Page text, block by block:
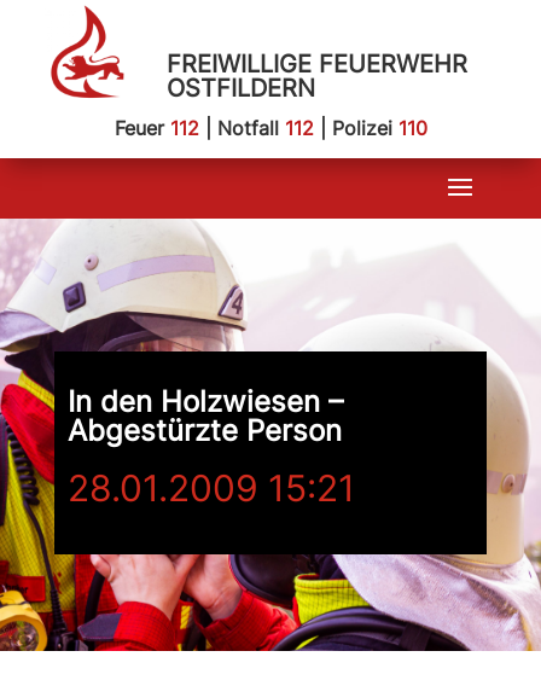
FREIWILLIGE FEUERWEHR
OSTFILDERN
Feuer 112| Notfall 112| Polizei 110
In den Holzwiesen –
Abgestürzte Person
28.01.2009 15:21